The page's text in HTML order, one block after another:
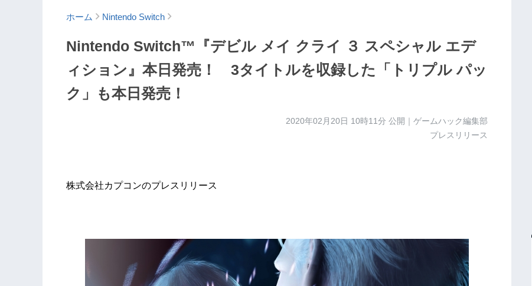
ホーム Nintendo Switch
Nintendo Switch™『デビル メイ クライ ３ スペシャル エデ
ィション』本日発売！ 3タイトルを収録した「トリプル パッ
ク」も本日発売！
2020年02月20日 10時11分 公開｜ゲームハック編集部
プレスリリース
株式会社カプコンのプレスリリース